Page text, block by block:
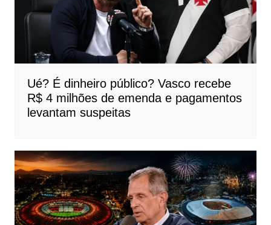
Ué? É dinheiro público? Vasco recebe
R$ 4 milhões de emenda e pagamentos
levantam suspeitas